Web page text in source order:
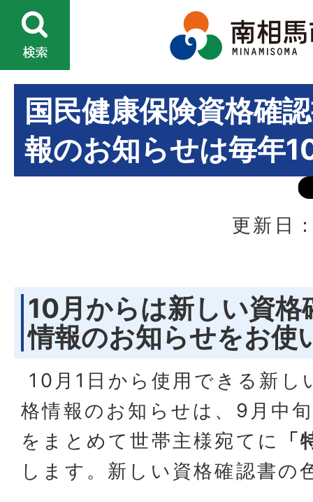
国民健康保険資格確
報のお知らせは毎年
更新日
10月からは新しい資格
情報のお知らせをお使
10月1日から使用できる新し
格情報のお知らせは、9月中
をまとめて世帯主様宛てに
します。新しい資格確認書の